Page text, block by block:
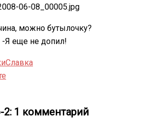
можно бутылочку?
-Я еще не допил!
Славка
2: 1 комментарий